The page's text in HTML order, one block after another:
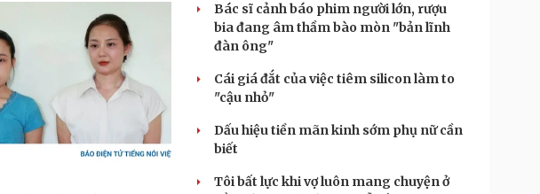
Bác sĩ cảnh báo phim người lớn, rượu
bia đang âm thầm bào mòn "bản lĩnh
đàn ông"
Cái giá đắt của việc tiêm silicon làm to
"cậu nhỏ"
Dấu hiệu tiền mãn kinh sớm phụ nữ cần
biết
Tôi bất lực khi vợ luôn mang chuyện ở